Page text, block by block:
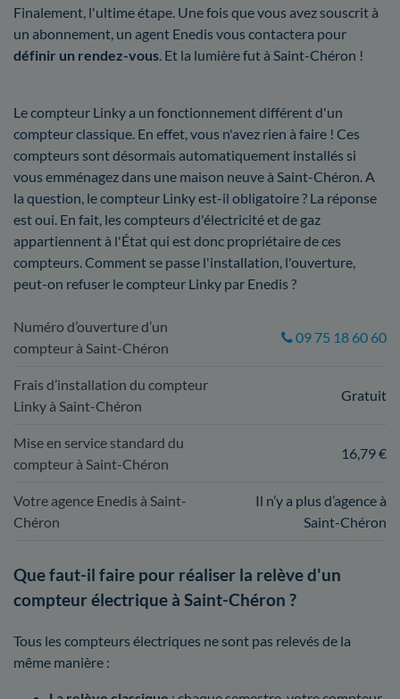
Finalement, l'ultime étape. Une fois que vous avez souscrit à
un abonnement, un agent Enedis vous contactera pour
définir un rendez-vous. Et la lumière fut à Saint-Chéron !
Le compteur Linky a un fonctionnement différent d'un
compteur classique. En effet, vous n'avez rien à faire ! Ces
compteurs sont désormais automatiquement installés si
vous emménagez dans une maison neuve à Saint-Chéron. A
la question, le compteur Linky est-il obligatoire ? La réponse
est oui. En fait, les compteurs d'électricité et de gaz
appartiennent à l'État qui est donc propriétaire de ces
compteurs. Comment se passe l'installation, l'ouverture,
peut-on refuser le compteur Linky par Enedis ?
Numéro d’ouverture d’un
compteur à Saint-Chéron
09 75 18 60 60
Frais d’installation du compteur
Linky à Saint-Chéron
Gratuit
Mise en service standard du
compteur à Saint-Chéron
16,79 €
Votre agence Enedis à Saint-
Chéron
Il n’y a plus d’agence à
Saint-Chéron
Que faut-il faire pour réaliser la relève d'un
compteur électrique à Saint-Chéron ?
Tous les compteurs électriques ne sont pas relevés de la
même manière :